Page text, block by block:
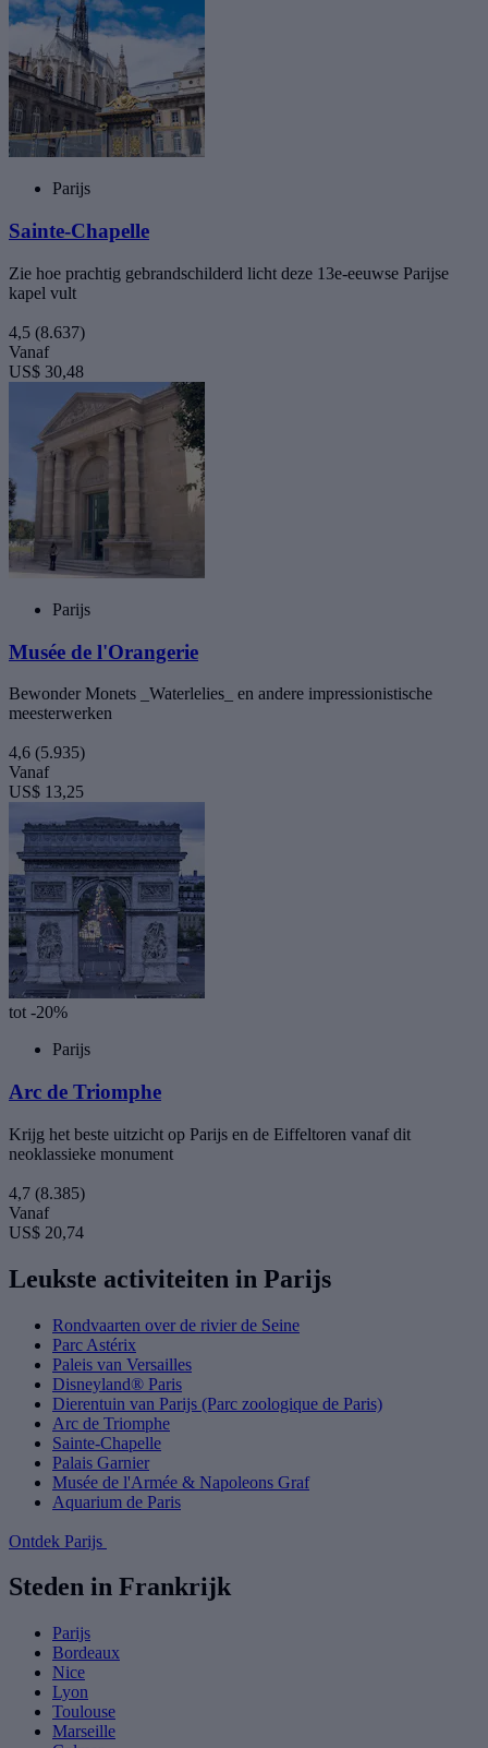
Parijs
Sainte-Chapelle
Zie hoe prachtig gebrandschilderd licht deze 13e-eeuwse Parijse
kapel vult
4,5 (8.637)
Vanaf
US$ 30,48
Parijs
Musée de l'Orangerie
Bewonder Monets _Waterlelies_ en andere impressionistische
meesterwerken
4,6 (5.935)
Vanaf
US$ 13,25
tot -20%
Parijs
Arc de Triomphe
Krijg het beste uitzicht op Parijs en de Eiffeltoren vanaf dit
neoklassieke monument
4,7 (8.385)
Vanaf
US$ 20,74
Leukste activiteiten in Parijs
Rondvaarten over de rivier de Seine
Parc Astérix
Paleis van Versailles
Disneyland® Paris
Dierentuin van Parijs (Parc zoologique de Paris)
Arc de Triomphe
Sainte-Chapelle
Palais Garnier
Musée de l'Armée & Napoleons Graf
Aquarium de Paris
Ontdek Parijs
Steden in Frankrijk
Parijs
Bordeaux
Nice
Lyon
Toulouse
Marseille